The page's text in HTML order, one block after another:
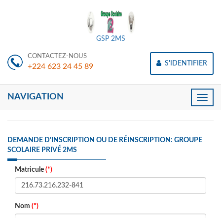
GSP 2MS
CONTACTEZ-NOUS
+224 623 24 45 89 S'IDENTIFIER
Toggle
NAVIGATION
DEMANDE D'INSCRIPTION OU DE RÉINSCRIPTION: GROUPE
SCOLAIRE PRIVÉ 2MS
Matricule (*)
Nom (*)